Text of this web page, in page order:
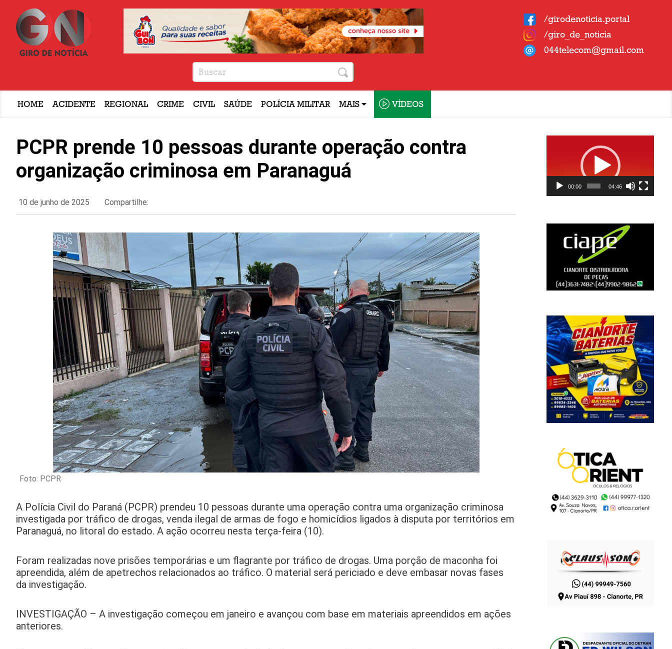
/girodenoticia.portal
/giro_de_noticia
044telecom@gmail.com
HOME ACIDENTE REGIONAL CRIME CIVIL SAÚDE POLÍCIA MILITAR MAIS VÍDEOS
PCPR prende 10 pessoas durante operação contra
organização criminosa em Paranaguá
10 de junho de 2025 Compartilhe:
Foto: PCPR
A Polícia Civil do Paraná (PCPR) prendeu 10 pessoas durante uma operação contra uma organização criminosa
investigada por tráfico de drogas, venda ilegal de armas de fogo e homicídios ligados à disputa por territórios em
Paranaguá, no litoral do estado. A ação ocorreu nesta terça-feira (10).
Foram realizadas nove prisões temporárias e um flagrante por tráfico de drogas. Uma porção de maconha foi
apreendida, além de apetrechos relacionados ao tráfico. O material será periciado e deve embasar novas fases
da investigação.
INVESTIGAÇÃO – A investigação começou em janeiro e avançou com base em materiais apreendidos em ações
anteriores.
00:00 04:46